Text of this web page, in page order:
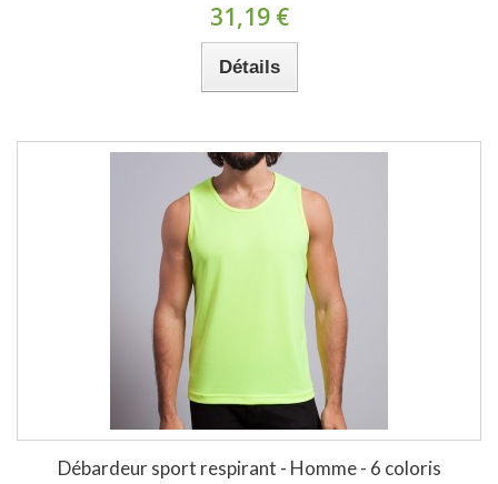
31,19 €
Détails
Débardeur sport respirant - Homme - 6 coloris